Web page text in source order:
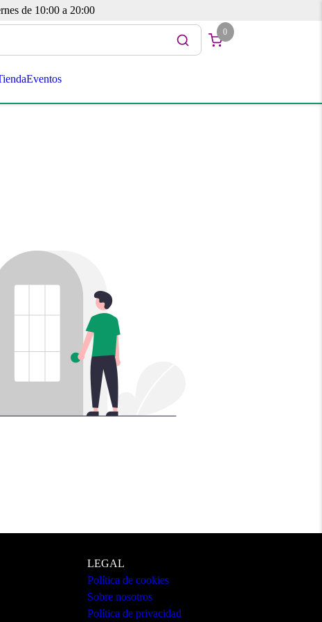
de 10:00 a 20:00
0
Eventos
LEGAL
Política de cookies
Sobre nosotros
Política de privacidad